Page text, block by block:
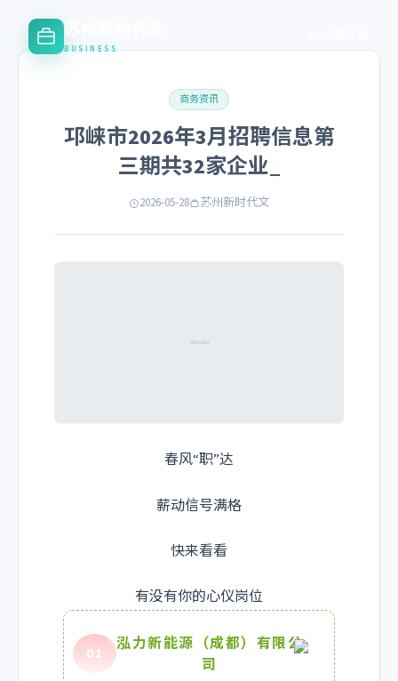
苏州新时代文
BUSINESS
商务资讯
邛崃市2026年3月招聘信息第
三期共32家企业_
2026-05-28 苏州新时代文
春风“职”达
薪动信号满格
快来看看
有没有你的心仪岗位
01
泓力新能源（成都）有限公
司